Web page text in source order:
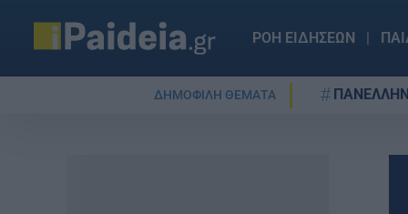
ΡΟΗ ΕΙΔΗΣΕΩΝ
ΔΗΜΟΦΙΛΗ ΘΕΜΑΤΑ